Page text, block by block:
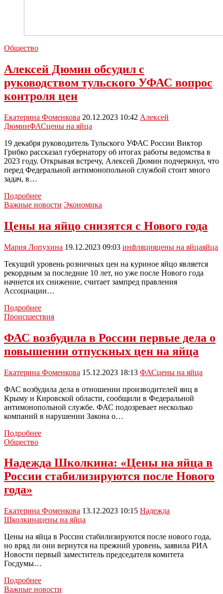
Общество
Алексей Дюмин обсудил с
руководством тульского УФАС вопрос
контроля цен
Екатерина Фоменкова 20.12.2023 10:42 Алексей
ДюминФАСцены на яйца
19 декабря руководитель Тульского УФАС России Виктор
Грибко рассказал губернатору об итогах работы ведомства в
2023 году. Открывая встречу, Алексей Дюмин подчеркнул, что
перед Федеральной антимонопольной службой стоит много
задач, в…
ПодробнееАлексей
Дюмин
руководством
УФАС
контроля
цен
Важные новости Экономика
Цены на яйцо снизятся с Нового года
Мария Лопухина 19.12.2023 09:03 инфляцияцены на яйцаяйца
Текущий уровень розничных цен на куриное яйцо является
рекордным за последние 10 лет, но уже после Нового года
начнется их снижение, считает зампред правления
Ассоциации…
ПодробнееЦены
на
снизятся
с
Нового
Происшествия
ФАС возбудила в России первые дела о
повышении отпускных цен на яйца
Екатерина Фоменкова 15.12.2023 18:13 ФАСцены на яйца
ФАС возбудила дела в отношении производителей яиц в
Крыму и Кировской области, сообщили в Федеральной
антимонопольной службе. ФАС подозревает несколько
компаний в нарушении Закона о…
ПодробнееФАС
России
первые
дела
цен
на
Общество
Надежда Школкина: «Цены на яйца в
России стабилизируются после Нового
года»
Екатерина Фоменкова 13.12.2023 10:15 Надежда
Школкинацены на яйца
Цены на яйца в России стабилизируются после нового года,
но вряд ли они вернутся на прежний уровень, заявила РИА
Новости первый заместитель председателя комитета
Госдумы…
ПодробнееНадежда
Школкина:
Важные новости